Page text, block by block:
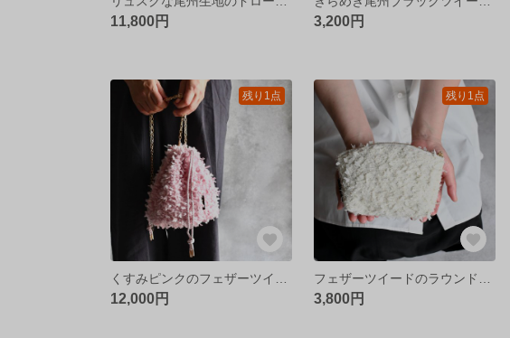
11,800円 3,200円
残り1点
12,000円
残り1点
3,800円